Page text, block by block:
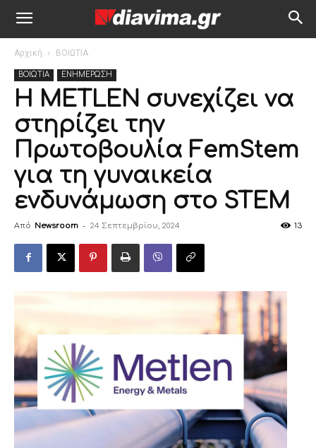
Αρχική ΒΟΙΩΤΙΑ
ΒΟΙΩΤΙΑ ΕΝΗΜΕΡΩΣΗ
Η METLEN συνεχίζει να
στηρίζει την
Πρωτοβουλία FemStem
για τη γυναικεία
ενδυνάμωση στο STEM
Από Newsroom - 24 Σεπτεμβρίου, 2024 13